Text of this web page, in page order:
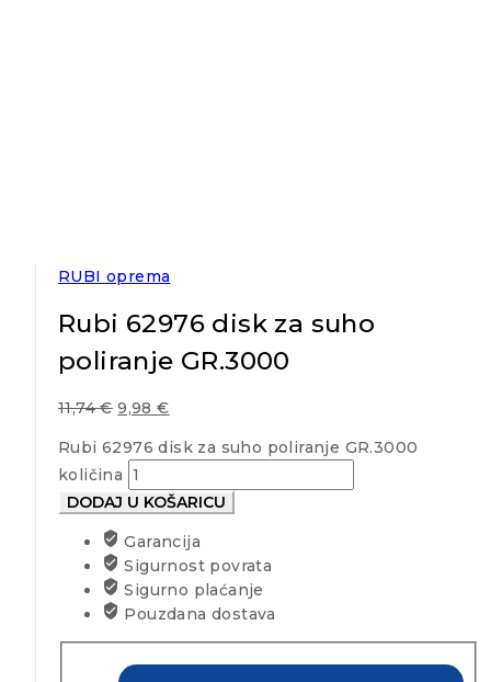
RUBI oprema
Rubi 62976 disk za suho
poliranje GR.3000
11,74€ 9,98€
Rubi 62976 disk za suho poliranje GR.3000
količina
DODAJ U KOŠARICU
Garancija
Sigurnost povrata
Sigurno plaćanje
Pouzdana dostava